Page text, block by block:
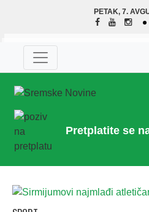
PETAK, 7.
Pretplatite se